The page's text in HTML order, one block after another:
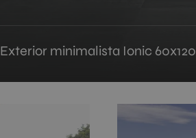
Exterior minimalista Ionic 60x120